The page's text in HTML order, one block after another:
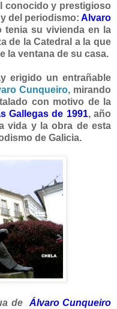
conocido y prestigioso
del periodismo: Alvaro
tenia su vivienda en la
de la Catedral a la que
la ventana de su casa.
erigido un entrañable
Cunqueiro, mirando
con motivo de la
Gallegas de 1991, año
vida y la obra de esta
de Galicia.
de Álvaro Cunqueiro